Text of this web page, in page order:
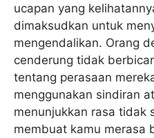
ucapan yang
dimaksudkan untuk
mengendalikan. Orang
cenderung tidak
tentang perasaan
menggunakan sindiran
menunjukkan rasa tidak
membuat kamu merasa